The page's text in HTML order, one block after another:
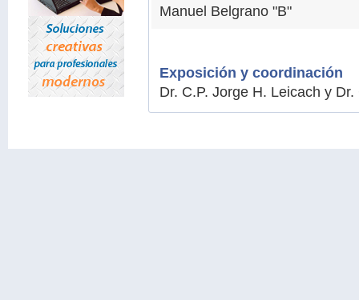
Manuel Belgrano "B"
Exposición y coordinación
Dr. C.P. Jorge H. Leicach y